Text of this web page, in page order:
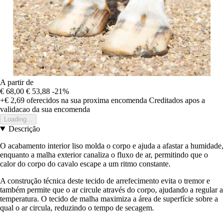
A partir de
€ 68,00 € 53,88 -21%
+€ 2,69 oferecidos na sua proxima encomenda Creditados apos a
validacao da sua encomenda
Loading...
Descrição
O acabamento interior liso molda o corpo e ajuda a afastar a humidade,
enquanto a malha exterior canaliza o fluxo de ar, permitindo que o
calor do corpo do cavalo escape a um ritmo constante.
A construção técnica deste tecido de arrefecimento evita o tremor e
também permite que o ar circule através do corpo, ajudando a regular a
temperatura. O tecido de malha maximiza a área de superfície sobre a
qual o ar circula, reduzindo o tempo de secagem.